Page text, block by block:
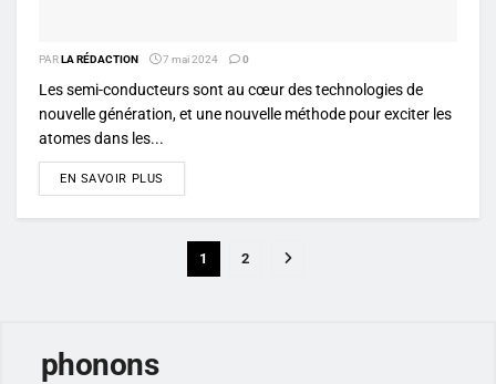
PARLA RÉDACTION 7 mai 2024 0
Les semi-conducteurs sont au cœur des technologies de
nouvelle génération, et une nouvelle méthode pour exciter les
atomes dans les...
EN SAVOIR PLUS
1 2
phonons